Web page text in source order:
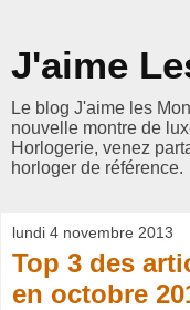
J'aime
Le blog J'aime les
nouvelle montre de
Horlogerie, venez
horloger de référence.
lundi 4 novembre 2013
Top 3 des
en octobre